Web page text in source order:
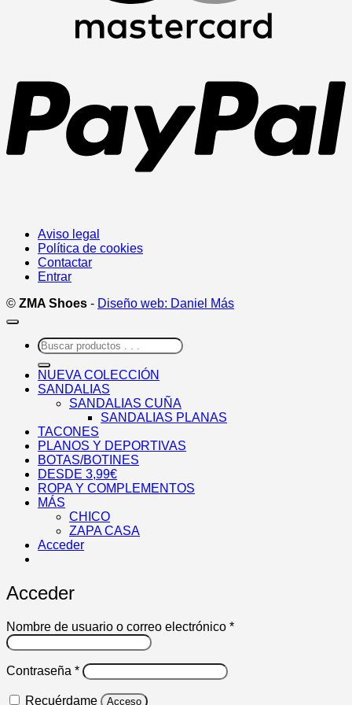
Aviso legal
Política de cookies
Contactar
Entrar
© ZMA Shoes - Diseño web: Daniel Más
Buscar
por:
NUEVA COLECCIÓN
SANDALIAS
SANDALIAS CUÑA
SANDALIAS PLANAS
TACONES
PLANOS Y DEPORTIVAS
BOTAS/BOTINES
DESDE 3,99€
ROPA Y COMPLEMENTOS
MÁS
CHICO
ZAPA CASA
Acceder
Acceder
Nombre de usuario o correo electrónico *Obligatorio
Contraseña *Obligatorio
Recuérdame Acceso